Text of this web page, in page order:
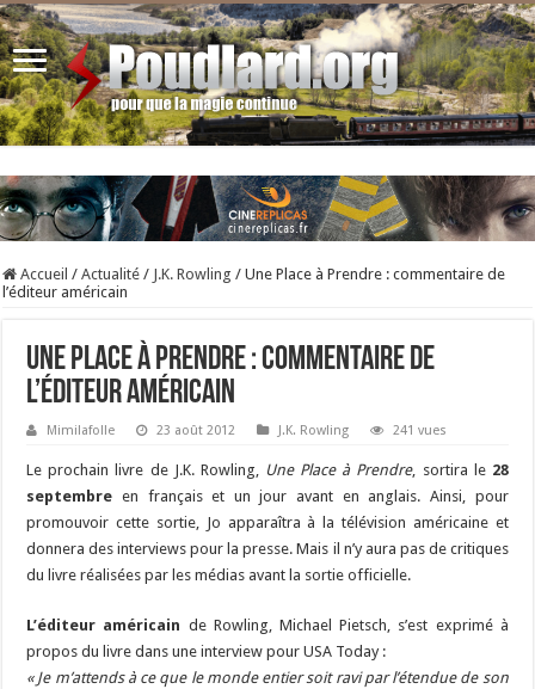
Accueil / Actualité / J.K. Rowling / Une Place à Prendre : commentaire de
l’éditeur américain
Une Place à Prendre : commentaire de
l’éditeur américain
Mimilafolle 23 août 2012 J.K. Rowling 241 vues
Le prochain livre de J.K. Rowling, Une Place à Prendre, sortira le 28
septembre en français et un jour avant en anglais. Ainsi, pour
promouvoir cette sortie, Jo apparaîtra à la télévision américaine et
donnera des interviews pour la presse. Mais il n’y aura pas de critiques
du livre réalisées par les médias avant la sortie officielle.
L’éditeur américain de Rowling, Michael Pietsch, s’est exprimé à
propos du livre dans une interview pour USA Today :
« Je m’attends à ce que le monde entier soit ravi par l’étendue de son